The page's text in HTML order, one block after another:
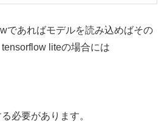
であればモデルを読み込めばその
liteの場合には
必要があります。